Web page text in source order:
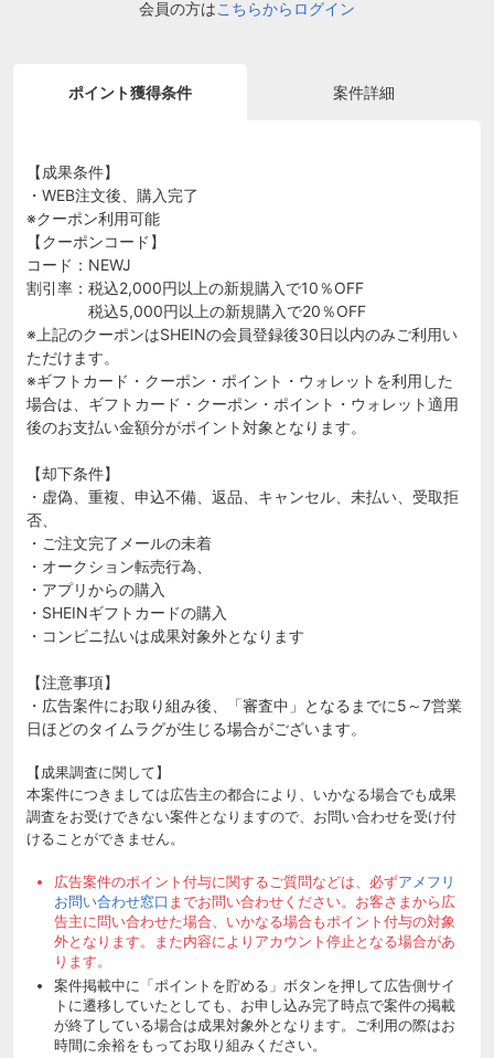
会員の方はこちらからログイン
ポイント獲得条件 案件詳細
【成果条件】
・WEB注文後、購入完了
※クーポン利用可能
【クーポンコード】
コード：NEWJ
割引率：税込2,000円以上の新規購入で10％OFF
税込5,000円以上の新規購入で20％OFF
※上記のクーポンはSHEINの会員登録後30日以内のみご利用い
ただけます。
※ギフトカード・クーポン・ポイント・ウォレットを利用した
場合は、ギフトカード・クーポン・ポイント・ウォレット適用
後のお支払い金額分がポイント対象となります。
【却下条件】
・虚偽、重複、申込不備、返品、キャンセル、未払い、受取拒
否、
・ご注文完了メールの未着
・オークション転売行為、
・アプリからの購入
・SHEINギフトカードの購入
・コンビニ払いは成果対象外となります
【注意事項】
・広告案件にお取り組み後、「審査中」となるまでに5～7営業
日ほどのタイムラグが生じる場合がございます。
【成果調査に関して】
本案件につきましては広告主の都合により、いかなる場合でも成果
調査をお受けできない案件となりますので、お問い合わせを受け付
けることができません。
広告案件のポイント付与に関するご質問などは、必ずアメフリ
お問い合わせ窓口 までお問い合わせください。お客さまから広
告主に問い合わせた場合、いかなる場合もポイント付与の対象
外となります。また内容によりアカウント停止となる場合があ
ります。
案件掲載中に「ポイントを貯める」ボタンを押して広告側サイ
トに遷移していたとしても、お申し込み完了時点で案件の掲載
が終了している場合は成果対象外となります。ご利用の際はお
時間に余裕をもってお取り組みください。